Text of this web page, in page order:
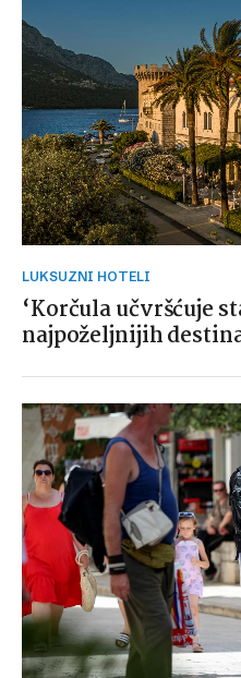
LUKSUZNI HOTELI
‘Korčula učvršćuje
najpoželjnijih